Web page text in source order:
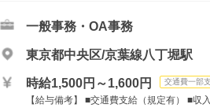
一般事務・OA事務
東京都中央区/京葉線八丁堀駅
時給1,500円～1,600円 交通費一部
【給与備考】 ■交通費支給（規定有） ■